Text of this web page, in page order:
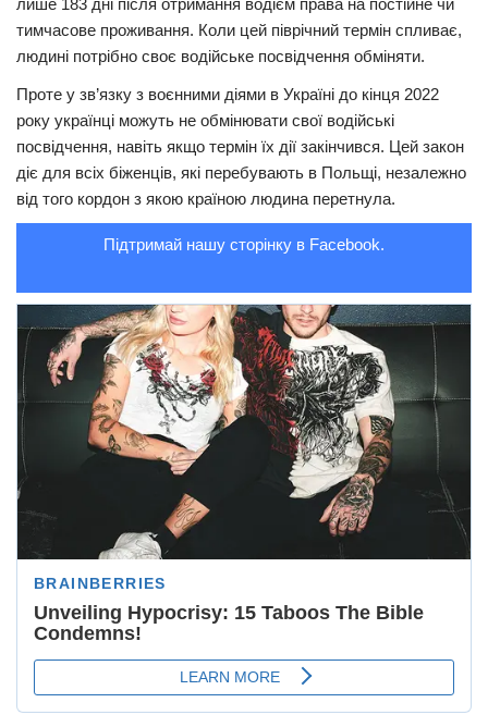
Культура
лише 183 дні після отримання водієм права на постійне чи
тимчасове проживання. Коли цей піврічний термін спливає,
людині потрібно своє водійське посвідчення обміняти.
Проте у зв’язку з воєнними діями в Україні до кінця 2022
року українці можуть не обмінювати свої водійські
посвідчення, навіть якщо термін їх дії закінчився. Цей закон
діє для всіх біженців, які перебувають в Польщі, незалежно
від того кордон з якою країною людина перетнула.
Підтримай нашу сторінку в Facebook.